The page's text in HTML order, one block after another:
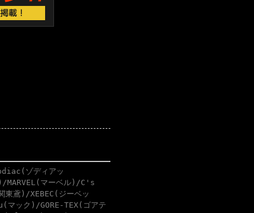
ゾディアッ
マーベル)/C's
鳶)/XEBEC(ジーベッ
マック)/GORE-TEX(ゴアテ